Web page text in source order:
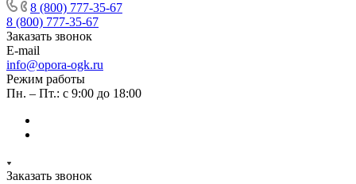
8 (800) 777-35-67
8 (800) 777-35-67
Заказать звонок
E-mail
info@opora-ogk.ru
Режим работы
Пн. – Пт.: с 9:00 до 18:00
Заказать звонок